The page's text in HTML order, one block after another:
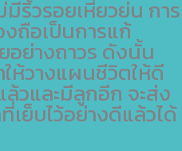
มีริ้วรอยเหี่ยวย่น การ
ถือเป็นการแก้
ย่างถาวร ดังนั้น
ห้วางแผนชีวิตให้ดี
ล้วและมีลูกอีก จะส่ง
ย็บไว้อย่างดีแล้วได้